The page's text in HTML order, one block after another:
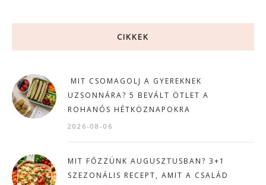
CIKKEK
MIT CSOMAGOLJ A GYEREKNEK
UZSONNÁRA? 5 BEVÁLT ÖTLET A
ROHANÓS HÉTKÖZNAPOKRA
2026-08-06
MIT FŐZZÜNK AUGUSZTUSBAN? 3+1
SZEZONÁLIS RECEPT, AMIT A CSALÁD